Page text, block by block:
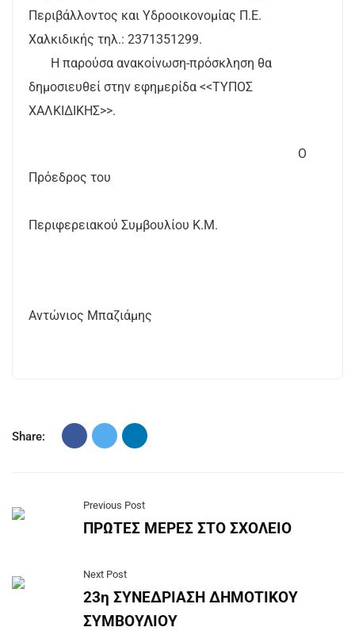
Περιβάλλοντος και Υδροοικονομίας Π.Ε.
Χαλκιδικής τηλ.: 2371351299.
Η παρούσα ανακοίνωση-πρόσκληση θα
δημοσιευθεί στην εφημερίδα <<ΤΥΠΟΣ
ΧΑΛΚΙΔΙΚΗΣ>>.
Ο
Πρόεδρος του
Περιφερειακού Συμβουλίου Κ.Μ.
Αντώνιος Μπαζιάμης
Share:
Previous Post
ΠΡΩΤΕΣ ΜΕΡΕΣ ΣΤΟ ΣΧΟΛΕΙΟ
Next Post
23η ΣΥΝΕΔΡΙΑΣΗ ΔΗΜΟΤΙΚΟΥ
ΣΥΜΒΟΥΛΙΟΥ